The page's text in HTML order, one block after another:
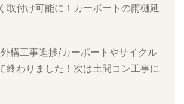
取付け可能に！カーポートの雨樋延
構工事進捗/カーポートやサイクル
終わりました！次は土間コン工事に